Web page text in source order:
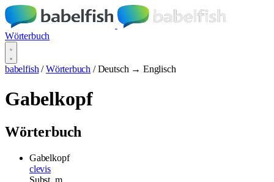
Wörterbuch
babelfish / Wörterbuch / Deutsch → Englisch
Gabelkopf
Wörterbuch
Gabelkopf
clevis
Subst. m